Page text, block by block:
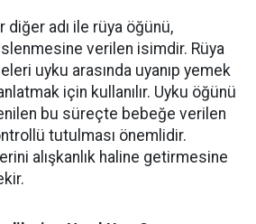
diğer adı ile rüya öğünü,
verilen isimdir. Rüya
uyku arasında uyanıp yemek
için kullanılır. Uyku öğünü
bu süreçte bebeğe verilen
tutulması önemlidir.
alışkanlık haline getirmesine